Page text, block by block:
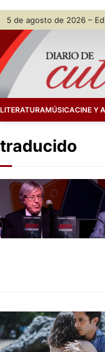
Skip
content
5 de agosto de 2026 –
LITERATURAMÚSICACINE Y
traducido